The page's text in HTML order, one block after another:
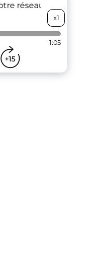
réseau
x1
1:05
...